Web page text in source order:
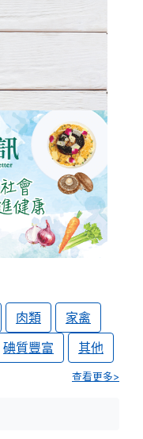
肉類
家禽
碘質豐富 其他
查看更多>